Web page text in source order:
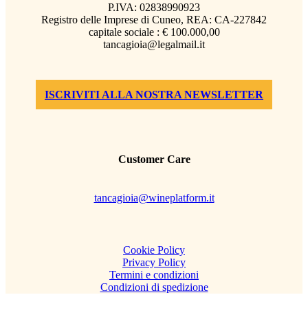
P.IVA: 02838990923
Registro delle Imprese di Cuneo, REA: CA-227842
capitale sociale : € 100.000,00
tancagioia@legalmail.it
ISCRIVITI ALLA NOSTRA NEWSLETTER
Customer Care
tancagioia@wineplatform.it
Cookie Policy
Privacy Policy
Termini e condizioni
Condizioni di spedizione